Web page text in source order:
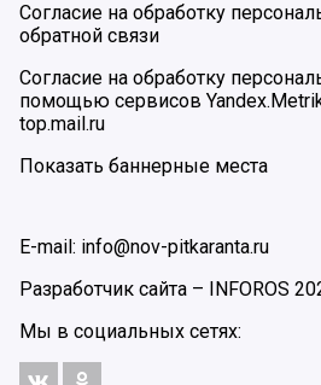
Согласие на обработку
обратной связи
Согласие на обработку
помощью сервисов
top.mail.ru
Показать баннерные места
E-mail: info@nov-pitkaranta.ru
Разработчик сайта –
INFOROS
Мы в социальных сетях: